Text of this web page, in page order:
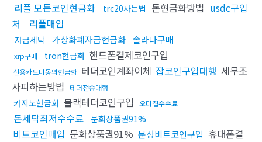
리플 모든코인현금화 trc20사는법 돈현금화방법 usdc구입
처
리플매입
자금세탁 가상화폐자금현금화 솔라나구매
xrp구매 tron현금화 핸드폰결제코인구입
신용카드미동의현금화 테더코인계좌이체 잡코인구입대행 세무조
사피하는방법
테더전송대행
카지노현금화 블랙테더코인구입 오다집수수료
돈세탁최저수수료 문화상품권91%
비트코인매입 문화상품권91% 문상비트코인구입 휴대폰결